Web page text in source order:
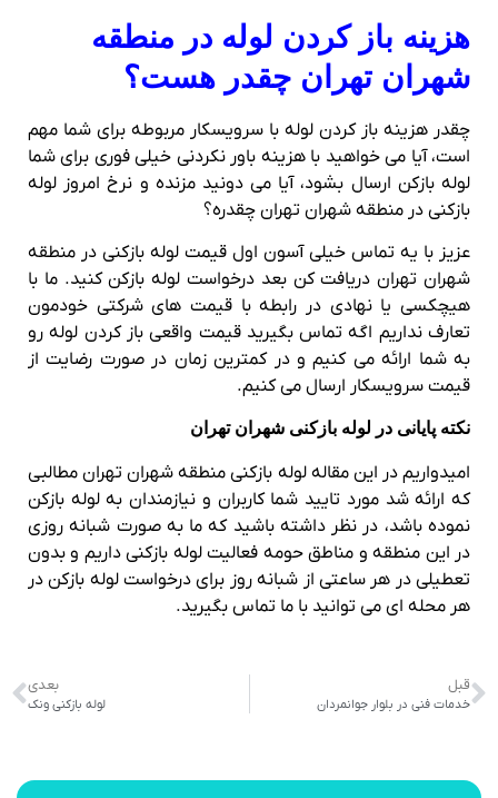
هزینه باز کردن لوله در منطقه
شهران تهران چقدر هست؟
چقدر هزینه باز کردن لوله با سرویسکار مربوطه برای شما مهم
است، آیا می خواهید با هزینه باور نکردنی خیلی فوری برای شما
لوله بازکن ارسال بشود، آیا می دونید مزنده و نرخ امروز لوله
بازکنی در منطقه شهران تهران چقدره؟
عزیز با یه تماس خیلی آسون اول قیمت لوله بازکنی در منطقه
شهران تهران دریافت کن بعد درخواست لوله بازکن کنید. ما با
هیچکسی یا نهادی در رابطه با قیمت های شرکتی خودمون
تعارف نداریم اگه تماس بگیرید قیمت واقعی باز کردن لوله رو
به شما ارائه می کنیم و در کمترین زمان در صورت رضایت از
قیمت سرویسکار ارسال می کنیم.
نکته پایانی در لوله بازکنی شهران تهران
امیدواریم در این مقاله لوله بازکنی منطقه شهران تهران مطالبی
که ارائه شد مورد تایید شما کاربران و نیازمندان به لوله بازکن
نموده باشد، در نظر داشته باشید که ما به صورت شبانه روزی
در این منطقه و مناطق حومه فعالیت لوله بازکنی داریم و بدون
تعطیلی در هر ساعتی از شبانه روز برای درخواست لوله بازکن در
هر محله ای می توانید با ما تماس بگیرید.
قبل
خدمات فنی در بلوار جوانمردان
بعدی
لوله بازکنی ونک